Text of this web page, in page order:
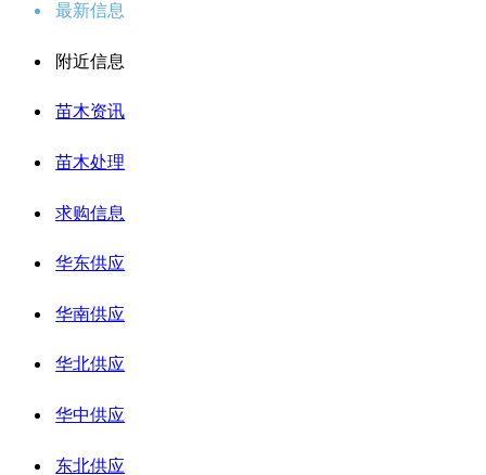
最新信息
附近信息
苗木资讯
苗木处理
求购信息
华东供应
华南供应
华北供应
华中供应
东北供应